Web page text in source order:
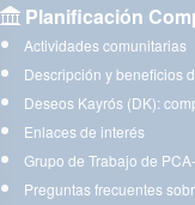
Planificación
Actividades comunitarias
Descripción y beneficios
Deseos Kayrós (DK):
Enlaces de interés
Grupo de Trabajo de
Preguntas frecuentes